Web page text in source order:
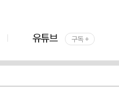
유튜브 구독 +